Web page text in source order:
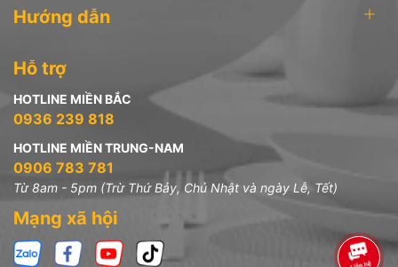
Hướng dẫn
Hỗ trợ
HOTLINE MIỀN BẮC
0936 239 818
HOTLINE MIỀN TRUNG-NAM
0906 783 781
Từ 8am - 5pm (Trừ Thứ Bảy, Chủ Nhật và ngày Lễ, Tết)
Mạng xã hội